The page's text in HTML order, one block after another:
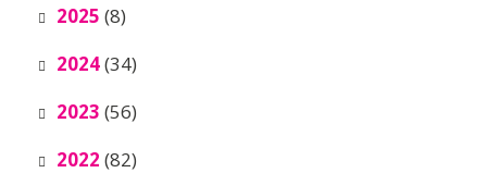
2025 (8)
2024(34)
2023 (56)
2022 (82)